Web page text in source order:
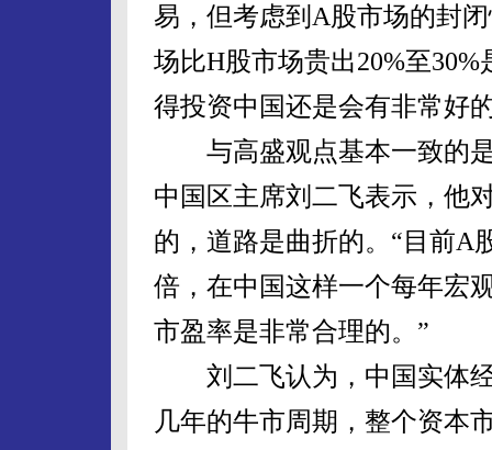
易，但考虑到A股市场的封
场比H股市场贵出20%至
得投资中国还是会有非常好
与高盛观点基本一致的是
中国区主席刘二飞表示，他
的，道路是曲折的。“目前A
倍，在中国这样一个每年宏
市盈率是非常合理的。”
刘二飞认为，中国实体经
几年的牛市周期，整个资本